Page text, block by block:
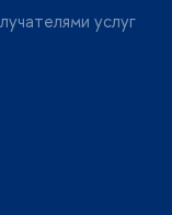
услу